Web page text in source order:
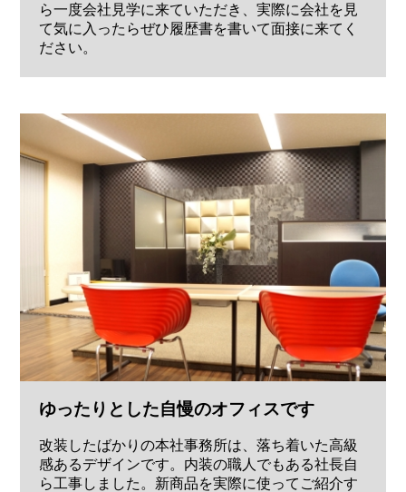
ら一度会社見学に来ていただき、実際に会社を見
て気に入ったらぜひ履歴書を書いて面接に来てく
ださい。
ゆったりとした自慢のオフィスです
改装したばかりの本社事務所は、落ち着いた高級
感あるデザインです。内装の職人でもある社長自
ら工事しました。新商品を実際に使ってご紹介す